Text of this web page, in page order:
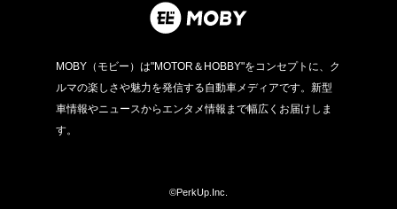
MOBY（モビー）は"MOTOR＆HOBBY"をコンセプトに、ク
ルマの楽しさや魅力を発信する自動車メディアです。新型
車情報やニュースからエンタメ情報まで幅広くお届けしま
す。
©PerkUp.Inc.